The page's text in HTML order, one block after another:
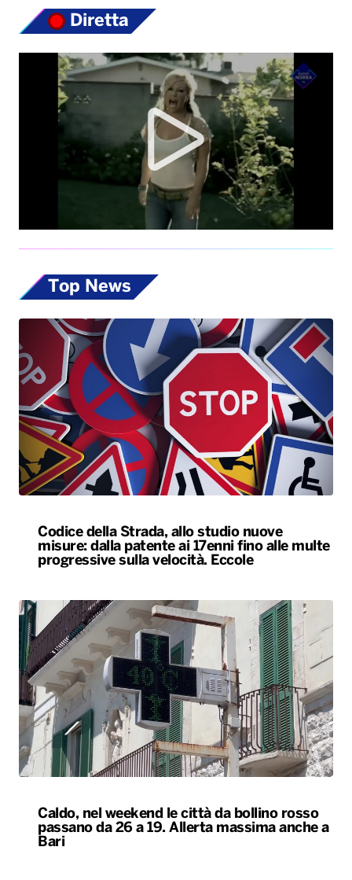
Diretta
Top News
Codice della Strada, allo studio nuove
misure: dalla patente ai 17enni fino alle multe
progressive sulla velocità. Eccole
Caldo, nel weekend le città da bollino rosso
passano da 26 a 19. Allerta massima anche a
Bari